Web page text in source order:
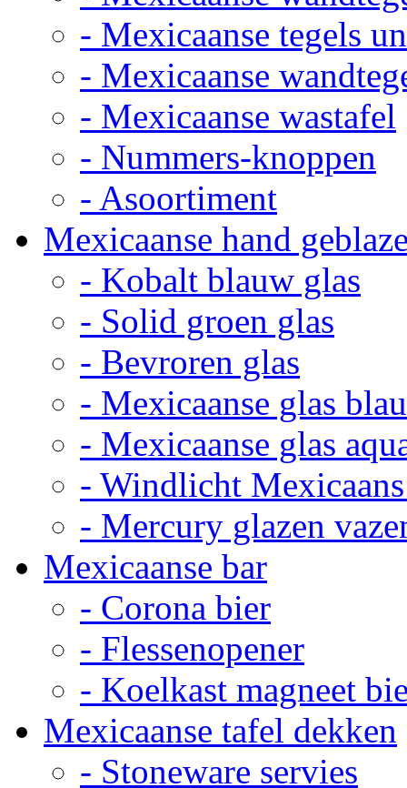
- Mexicaanse tegels
- Mexicaanse
- Mexicaanse wastafel
- Nummers-knoppen
- Asoortiment
Mexicaanse hand
- Kobalt blauw glas
- Solid groen glas
- Bevroren glas
- Mexicaanse glas
- Mexicaanse glas
- Windlicht
- Mercury glazen
Mexicaanse bar
- Corona bier
- Flessenopener
- Koelkast magneet
Mexicaanse tafel dekken
- Stoneware servies